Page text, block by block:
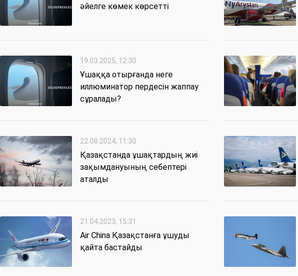
әйелге көмек көрсетті
19.03.2025, 12:30
Ұшаққа отырғанда неге
иллюминатор пердесін жаппау
сұралады?
22.08.2024, 11:30
Қазақстанда ұшақтардың жиі
зақымдануының себептері
аталды
21.04.2023, 15:31
Air China Қазақстанға ұшуды
қайта бастайды